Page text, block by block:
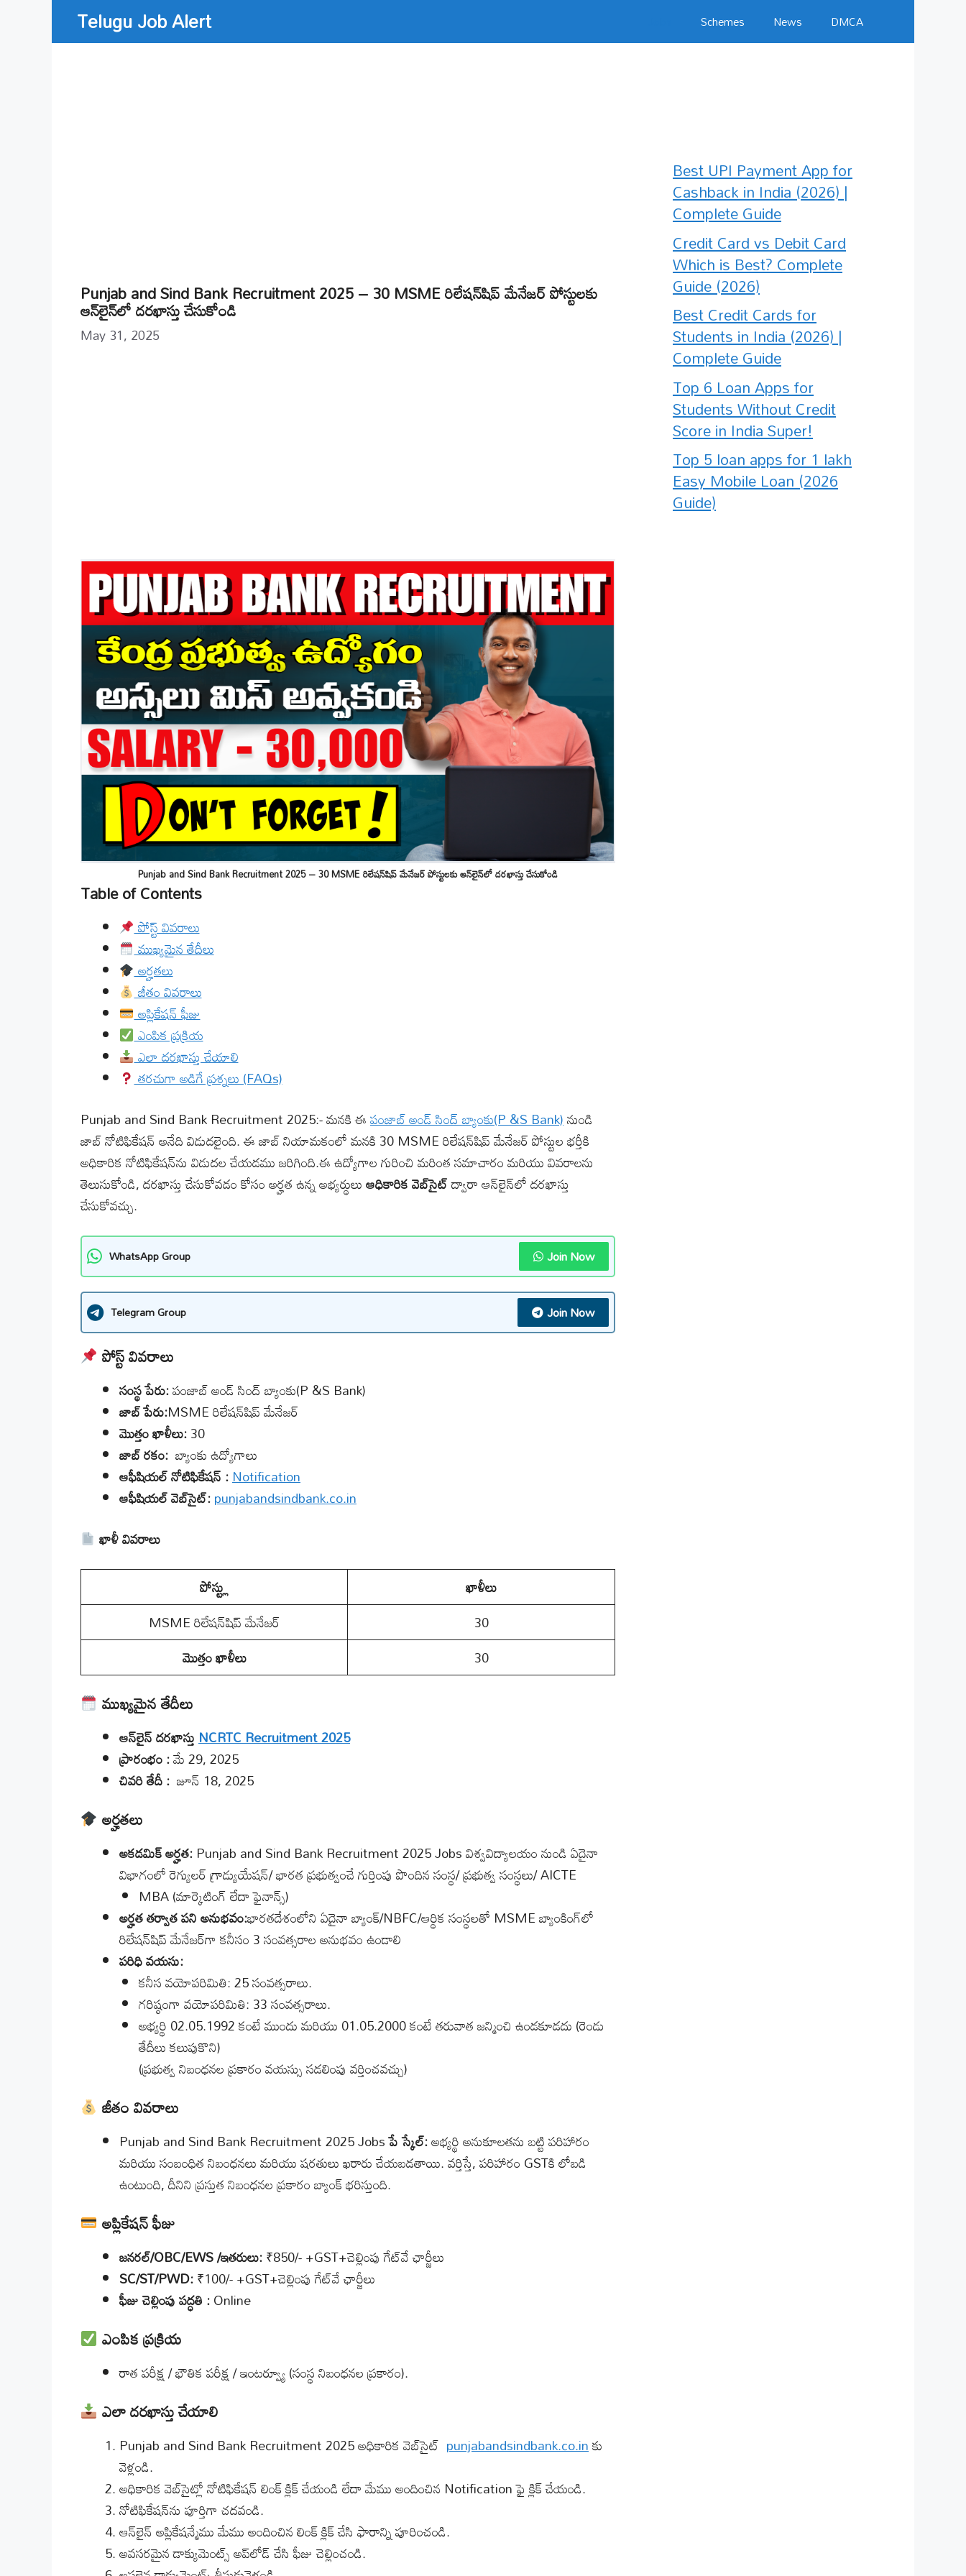
Telugu Job Alert Schemes News DMCA
Punjab and Sind Bank Recruitment 2025 – 30 MSME రిలేషన్‌షిప్ మేనేజర్ పోస్టులకు
ఆన్‌లైన్‌లో దరఖాస్తు చేసుకోండి
May 31, 2025
Punjab and Sind Bank Recruitment 2025 – 30 MSME రిలేషన్‌షిప్ మేనేజర్ పోస్టులకు ఆన్‌లైన్‌లో దరఖాస్తు చేసుకోండి
Table of Contents
పోస్ట్ వివరాలు
ముఖ్యమైన తేదీలు
అర్హతలు
జీతం వివరాలు
అప్లికేషన్ ఫీజు
ఎంపిక ప్రక్రియ
ఎలా దరఖాస్తు చేయాలి
తరచుగా అడిగే ప్రశ్నలు (FAQs)
Punjab and Sind Bank Recruitment 2025:- మనకి ఈపంజాబ్ అండ్ సింద్ బ్యాంకు(P &S Bank)నుండి
జాబ్ నోటిఫికేషన్ అనేది విడుదలైంది. ఈ జాబ్ నియామకంలో మనకి 30 MSME రిలేషన్‌షిప్ మేనేజర్ పోస్టుల భర్తీకి
అధికారిక నోటిఫికేషన్‌ను విడుదల చేయడము జరిగింది.ఈ ఉద్యోగాల గురించి మరింత సమాచారం మరియు వివరాలను
తెలుసుకోండి, దరఖాస్తు చేసుకోవడం కోసం అర్హత ఉన్న అభ్యర్థులుఆధికారిక వెబ్‌సైట్ద్వారా ఆన్‌లైన్‌లో దరఖాస్తు
చేసుకోవచ్చు.
WhatsApp Group Join Now
Telegram Group Join Now
పోస్ట్ వివరాలు
సంస్థ పేరు:పంజాబ్ అండ్ సింద్ బ్యాంకు(P &S Bank)
జాబ్ పేరు:MSME రిలేషన్‌షిప్ మేనేజర్
మొత్తం ఖాళీలు:30
జాబ్ రకం: బ్యాంకు ఉద్యోగాలు
ఆఫీషియల్నోటిఫికేషన్:Notification
ఆఫీషియల్ వెబ్‌సైట్:punjabandsindbank.co.in
ఖాళీ వివరాలు
పోస్ట్లు
ఖాళీలు
MSME రిలేషన్‌షిప్ మేనేజర్
30
మొత్తం ఖాళీలు
30
ముఖ్యమైన తేదీలు
ఆన్‌లైన్ దరఖాస్తుNCRTC Recruitment 2025
ప్రారంభం :మే 29, 2025
చివరి తేదీ : జూన్ 18, 2025
అర్హతలు
అకడమిక్ అర్హత:Punjab and Sind Bank Recruitment 2025 Jobs విశ్వవిద్యాలయం నుండి ఏదైనా
విభాగంలో రెగ్యులర్ గ్రాడ్యుయేషన్/ భారత ప్రభుత్వంచే గుర్తింపు పొందిన సంస్థ/ ప్రభుత్వ సంస్థలు/ AICTE
MBA (మార్కెటింగ్ లేదా ఫైనాన్స్)
అర్హత తర్వాత పని అనుభవం:భారతదేశంలోని ఏదైనా బ్యాంక్/NBFC/ఆర్థిక సంస్థలతో MSME బ్యాంకింగ్‌లో
రిలేషన్‌షిప్ మేనేజర్‌గా కనీసం 3 సంవత్సరాల అనుభవం ఉండాలి
పరిధి వయసు:
కనీస వయోపరిమితి: 25 సంవత్సరాలు.
గరిష్ఠంగా వయోపరిమితి: 33 సంవత్సరాలు.
అభ్యర్థి 02.05.1992 కంటే ముందు మరియు 01.05.2000 కంటే తరువాత జన్మించి ఉండకూడదు (రెండు
తేదీలు కలుపుకొని)
(ప్రభుత్వ నిబంధనల ప్రకారం వయస్సు సడలింపు వర్తించవచ్చు)
జీతం వివరాలు
Punjab and Sind Bank Recruitment 2025 Jobsపే స్కేల్:అభ్యర్థి అనుకూలతను బట్టి పరిహారం
మరియు సంబంధిత నిబంధనలు మరియు షరతులు ఖరారు చేయబడతాయి. వర్తిస్తే, పరిహారం GSTకి లోబడి
ఉంటుంది, దీనిని ప్రస్తుత నిబంధనల ప్రకారం బ్యాంక్ భరిస్తుంది.
అప్లికేషన్ ఫీజు
జనరల్/OBC/EWS /ఇతరులు:₹850/- +GST+చెల్లింపు గేట్‌వే ఛార్జీలు
SC/ST/PWD:₹100/- +GST+చెల్లింపు గేట్‌వే ఛార్జీలు
ఫీజుచెల్లింపు పద్ధతి:Online
ఎంపిక ప్రక్రియ
రాత పరీక్ష / భౌతిక పరీక్ష / ఇంటర్వ్యూ (సంస్థ నిబంధనల ప్రకారం).
ఎలా దరఖాస్తు చేయాలి
Punjab and Sind Bank Recruitment 2025 అధికారిక వెబ్‌సైట్ punjabandsindbank.co.inకు
వెళ్లండి.
అధికారిక వెబ్‌సైట్లో నోటిఫికేషన్ లింక్ క్లిక్ చేయండి లేదా మేము అందించిన Notification ఫై క్లిక్ చేయండి.
నోటిఫికేషన్‌ను పూర్తిగా చదవండి.
ఆన్‌లైన్ అప్లికేషన్మేము మేము అందించిన లింక్ క్లిక్ చేసి ఫారాన్ని పూరించండి.
అవసరమైన డాక్యుమెంట్స్ అప్‌లోడ్ చేసి ఫీజు చెల్లించండి.
Best UPI Payment App for
Cashback in India (2026) |
Complete Guide
Credit Card vs Debit Card
Which is Best? Complete
Guide (2026)
Best Credit Cards for
Students in India (2026) |
Complete Guide
Top 6 Loan Apps for
Students Without Credit
Score in India Super!
Top 5 loan apps for 1 lakh
Easy Mobile Loan (2026
Guide)